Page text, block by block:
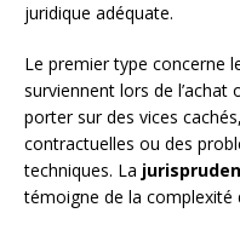
juridique adéquate.
Le premier type concerne
surviennent lors de l’achat
porter sur des vices
contractuelles ou des
techniques. La
témoigne de la complexité